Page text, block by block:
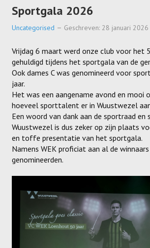
Sportgala 2026
Uncategorised Geschreven: 28 januari 2026
Vrijdag 6 maart werd onze club voor het
gehuldigd tijdens het sportgala van de
Ook dames C was genomineerd voor
jaar.
Het was een aangename avond en mooi
hoeveel sporttalent er in Wuustwezel
Een woord van dank aan de sportraad en
Wuustwezel is dus zeker op zijn plaats
en toffe presentatie van het sportgala.
Namens WEK proficiat aan al de winnaars
genomineerden.